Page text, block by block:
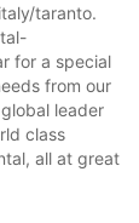
taranto.
for a special
from our
leader
class
all at great